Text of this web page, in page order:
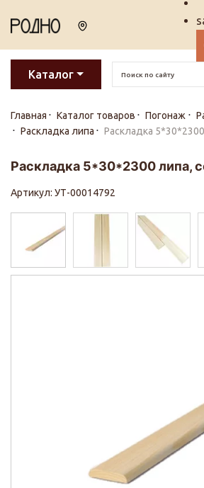
Каталог
Главная Каталог товаров Погонаж
Раскладка липа
Раскладка
Раскладка 5*30*2300 липа,
Артикул: УТ-00014792